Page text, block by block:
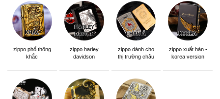
zippo phổ thông
khắc
zippo harley
davidson
zippo dành cho
thị trường châu
zippo xuất hàn -
korea version